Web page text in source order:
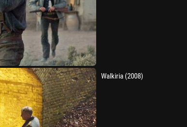
Walkiria (2008)